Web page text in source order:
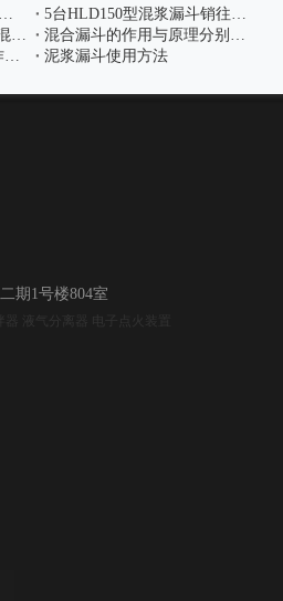
两套HLD150射流漏斗运往山东油田
5台HLD150型混浆漏斗销往四川
什么是射流混合漏斗?射流混合漏斗的安装要注意哪些
混合漏斗的作用与原理分别是什么?
射流混合漏斗材质及其工作方式
泥浆漏斗使用方法
期1号楼804室